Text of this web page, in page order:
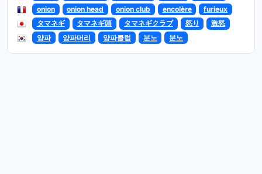
onion
onion head onion club encolère
furieux
タマネギ
タマネギ頭 タマネギクラブ 怒り
激怒
양파
양파머리 양파클럽 분노 분노